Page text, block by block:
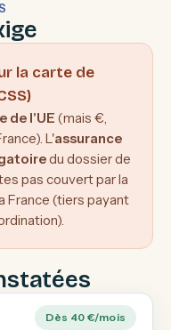
la carte de
de l'UE (mais €,
L'assurance
du dossier de
pas couvert par la
France (tiers payant
Dès 40 €/mois